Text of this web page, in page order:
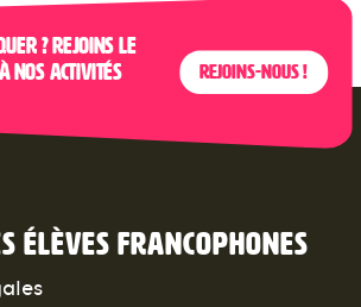
? Rejoins le
nos activités
Rejoins-nous !
élèves francophones